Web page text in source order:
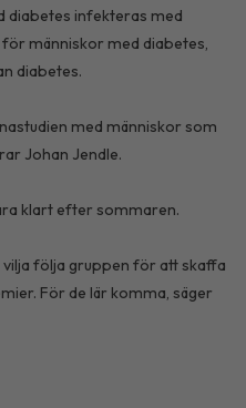
diabetes infekteras med
människor med diabetes,
diabetes.
med människor som
Johan Jendle.
klart efter sommaren.
vilja följa gruppen för att skaffa
För de lär komma, säger